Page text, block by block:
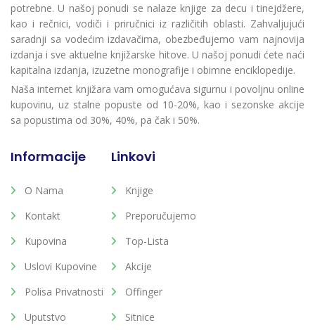
potrebne. U našoj ponudi se nalaze knjige za decu i tinejdžere,
kao i rečnici, vodiči i priručnici iz različitih oblasti. Zahvaljujući
saradnji sa vodećim izdavačima, obezbeđujemo vam najnovija
izdanja i sve aktuelne knjižarske hitove. U našoj ponudi ćete naći
kapitalna izdanja, izuzetne monografije i obimne enciklopedije.
Naša internet knjižara vam omogućava sigurnu i povoljnu online
kupovinu, uz stalne popuste od 10-20%, kao i sezonske akcije
sa popustima od 30%, 40%, pa čak i 50%.
Informacije
O Nama
Kontakt
Kupovina
Uslovi Kupovine
Polisa Privatnosti
Uputstvo
Linkovi
Knjige
Preporučujemo
Top-Lista
Akcije
Offinger
Sitnice